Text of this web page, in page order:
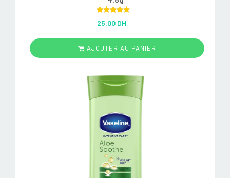
out of 5
25.00 DH
AJOUTER AU PANIER